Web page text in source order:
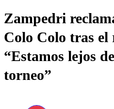
Zampedri
Colo Colo tras el
“Estamos lejos
torneo”